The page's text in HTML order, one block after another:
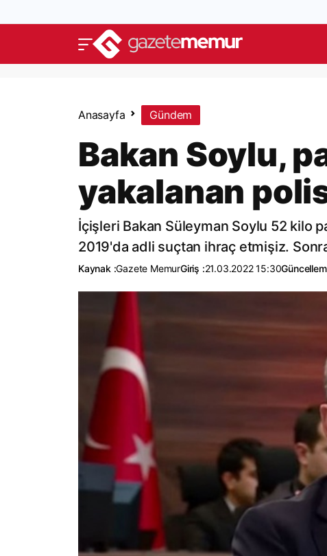
Anasayfa Gündem
Bakan Soylu,
yakalanan
İçişleri Bakan Süleyman Soylu 52 kilo
2019'da adli suçtan ihraç etmişiz.
Kaynak :Gazete MemurGiriş :21.03.2022 15:30